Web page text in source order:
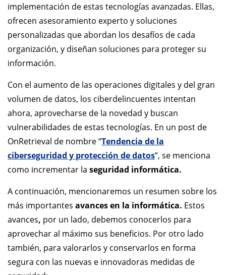
implementación de estas tecnologías avanzadas. Ellas,
ofrecen asesoramiento experto y soluciones
personalizadas que abordan los desafíos de cada
organización, y diseñan soluciones para proteger su
información.
Con el aumento de las operaciones digitales y del gran
volumen de datos, los ciberdelincuentes intentan
ahora, aprovecharse de la novedad y buscan
vulnerabilidades de estas tecnologías. En un post de
OnRetrieval de nombre “Tendencia de la
ciberseguridad y protección de datos”, se menciona
como incrementar la seguridad informática.
A continuación, mencionaremos un resumen sobre los
más importantes avances en la informática. Estos
avances, por un lado, debemos conocerlos para
aprovechar al máximo sus beneficios. Por otro lado
también, para valorarlos y conservarlos en forma
segura con las nuevas e innovadoras medidas de